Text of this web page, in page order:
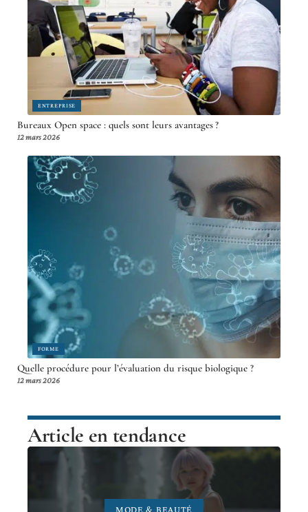
ENTREPRISE
Bureaux Open space : quels sont leurs avantages ?
12 mars 2026
FORME
Quelle procédure pour l’évaluation du risque biologique ?
12 mars 2026
Article en tendance
MODE & BEAUTÉ